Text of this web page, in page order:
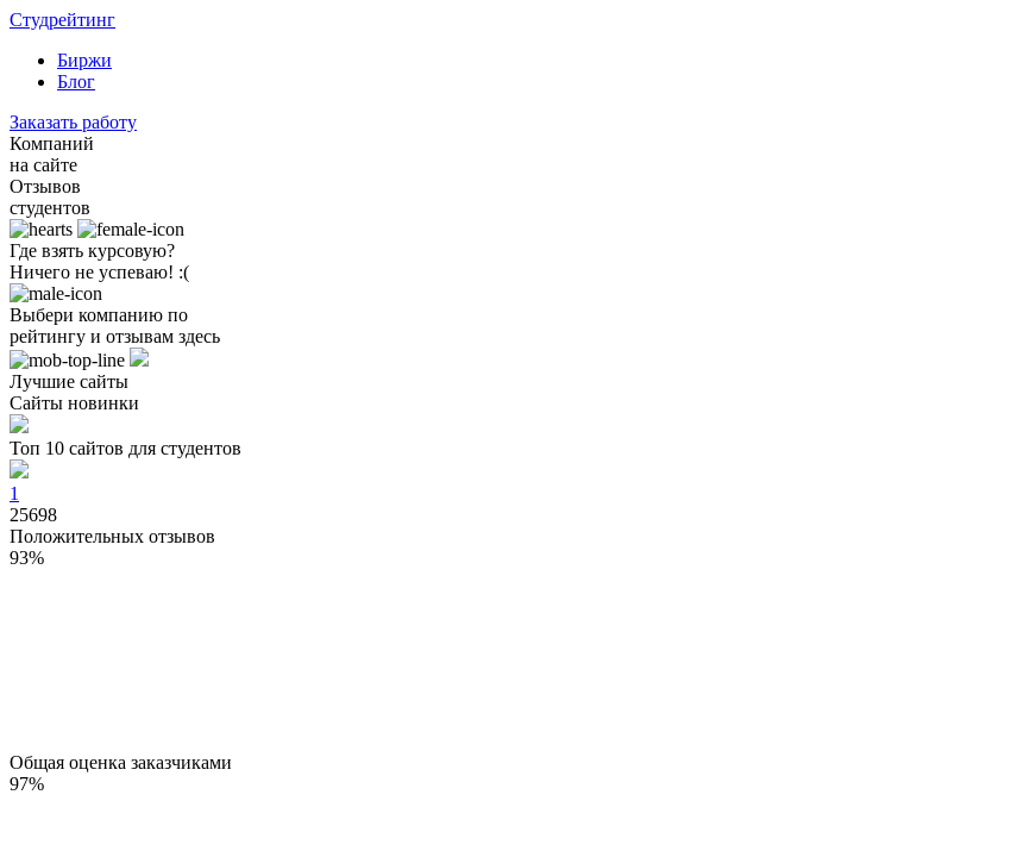
Студрейтинг
Биржи
Блог
Заказать работу
Компаний
на сайте
Отзывов
студентов
Где взять курсовую?
Ничего не успеваю! :(
Выбери компанию по
рейтингу и отзывам здесь
Лучшие сайты
Сайты новинки
Топ 10 сайтов для студентов
1
25698
Положительных отзывов
93%
Общая оценка заказчиками
97%